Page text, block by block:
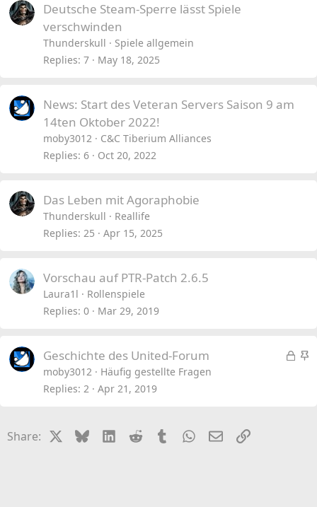
Deutsche Steam-Sperre lässt Spiele
verschwinden
Thunderskull
Spiele allgemein
Replies 7 May 18, 2025
News: Start des Veteran Servers Saison 9 am
14ten Oktober 2022!
moby3012
C&C Tiberium Alliances
Replies 6 Oct 20, 2022
Das Leben mit Agoraphobie
Thunderskull
Reallife
Replies 25 Apr 15, 2025
Vorschau auf PTR-Patch 2.6.5
Laura1l
Rollenspiele
Replies 0 Mar 29, 2019
L
S
Geschichte des United-Forum
moby3012
Häufig gestellte Fragen
Replies 2 Apr 21, 2019
Share: BlueskyLinkedIn
Reddit TumblrWhatsApp
EmailLink